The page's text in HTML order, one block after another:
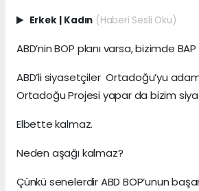
Erkek | Kadın (Haberi Sesli Oku)
ABD’nin BOP planı varsa, bizimde BAP
ABD’li siyasetçiler Ortadoğu’yu
Ortadoğu Projesi yapar da bizim
Elbette kalmaz.
Neden aşağı kalmaz?
Çünkü senelerdir ABD BOP’unun